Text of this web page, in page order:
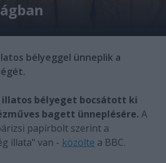
bélyeggel ünneplik a
illatos bélyeget bocsátott ki
bagett ünneplésére. A
papírbolt szerint a
illata" van - közölte a BBC.